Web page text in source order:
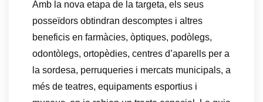
Amb la nova etapa de la targeta, els seus
posseïdors obtindran descomptes i altres
beneficis en farmàcies, òptiques, podòlegs,
odontòlegs, ortopèdies, centres d’aparells per a
la sordesa, perruqueries i mercats municipals, a
més de teatres, equipaments esportius i